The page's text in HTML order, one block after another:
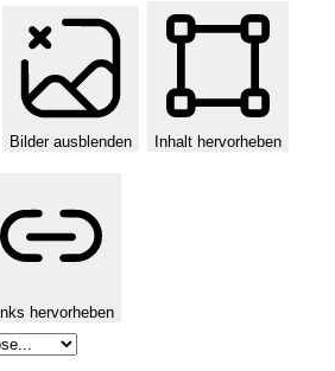
Bilder ausblenden Inhalt hervorheben
hervorheben